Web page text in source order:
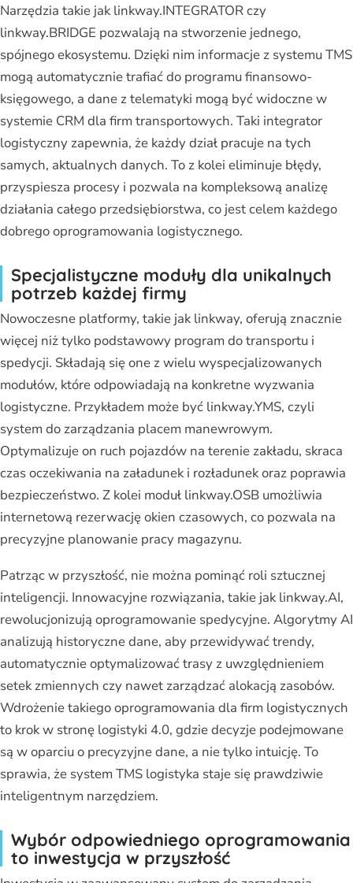
Narzędzia takie jak linkway.INTEGRATOR czy
linkway.BRIDGE pozwalają na stworzenie jednego,
spójnego ekosystemu. Dzięki nim informacje z systemu TMS
mogą automatycznie trafiać do programu finansowo-
księgowego, a dane z telematyki mogą być widoczne w
systemie CRM dla firm transportowych. Taki integrator
logistyczny zapewnia, że każdy dział pracuje na tych
samych, aktualnych danych. To z kolei eliminuje błędy,
przyspiesza procesy i pozwala na kompleksową analizę
działania całego przedsiębiorstwa, co jest celem każdego
dobrego oprogramowania logistycznego.
Specjalistyczne moduły dla unikalnych
potrzeb każdej firmy
Nowoczesne platformy, takie jak linkway, oferują znacznie
więcej niż tylko podstawowy program do transportu i
spedycji. Składają się one z wielu wyspecjalizowanych
modułów, które odpowiadają na konkretne wyzwania
logistyczne. Przykładem może być linkway.YMS, czyli
system do zarządzania placem manewrowym.
Optymalizuje on ruch pojazdów na terenie zakładu, skraca
czas oczekiwania na załadunek i rozładunek oraz poprawia
bezpieczeństwo. Z kolei moduł linkway.OSB umożliwia
internetową rezerwację okien czasowych, co pozwala na
precyzyjne planowanie pracy magazynu.
Patrząc w przyszłość, nie można pominąć roli sztucznej
inteligencji. Innowacyjne rozwiązania, takie jak linkway.AI,
rewolucjonizują oprogramowanie spedycyjne. Algorytmy AI
analizują historyczne dane, aby przewidywać trendy,
automatycznie optymalizować trasy z uwzględnieniem
setek zmiennych czy nawet zarządzać alokacją zasobów.
Wdrożenie takiego oprogramowania dla firm logistycznych
to krok w stronę logistyki 4.0, gdzie decyzje podejmowane
są w oparciu o precyzyjne dane, a nie tylko intuicję. To
sprawia, że system TMS logistyka staje się prawdziwie
inteligentnym narzędziem.
Wybór odpowiedniego oprogramowania
to inwestycja w przyszłość